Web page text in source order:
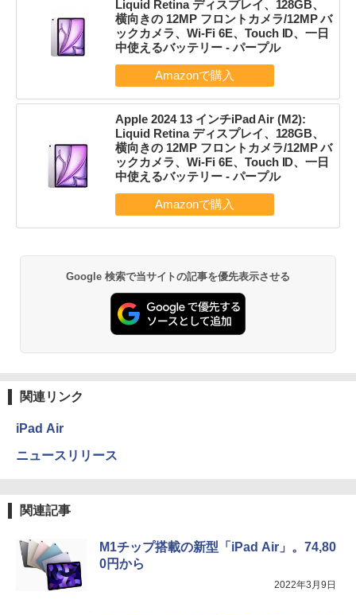
Liquid Retina ディスプレイ、128GB、
横向きの 12MP フロントカメラ/12MP バ
ックカメラ、Wi-Fi 6E、Touch ID、一日
中使えるバッテリー - パープル
Apple 2024 13 インチiPad Air (M2):
Liquid Retina ディスプレイ、128GB、
横向きの 12MP フロントカメラ/12MP バ
ックカメラ、Wi-Fi 6E、Touch ID、一日
中使えるバッテリー - パープル
Google 検索で当サイトの記事を優先表示させる
関連リンク
iPad Air
ニュースリリース
関連記事
M1チップ搭載の新型「iPad Air」。74,80
0円から
2022年3月9日